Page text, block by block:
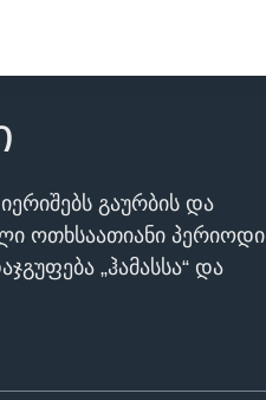
გაურბის და
ოთხსაათიანი პერიოდი
„ჰამასსა“ და